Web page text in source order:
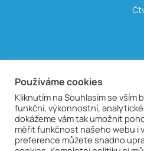
InsolCentrum se věnuje
řízení – výzkumu a
založena v roce 2009.
Používáme cookies
Kliknutím na Souhlasím se vším
funkční, výkonnostní,
dokážeme vám tak umožnit
měřit funkčnost našeho webu i
preference můžete snadno